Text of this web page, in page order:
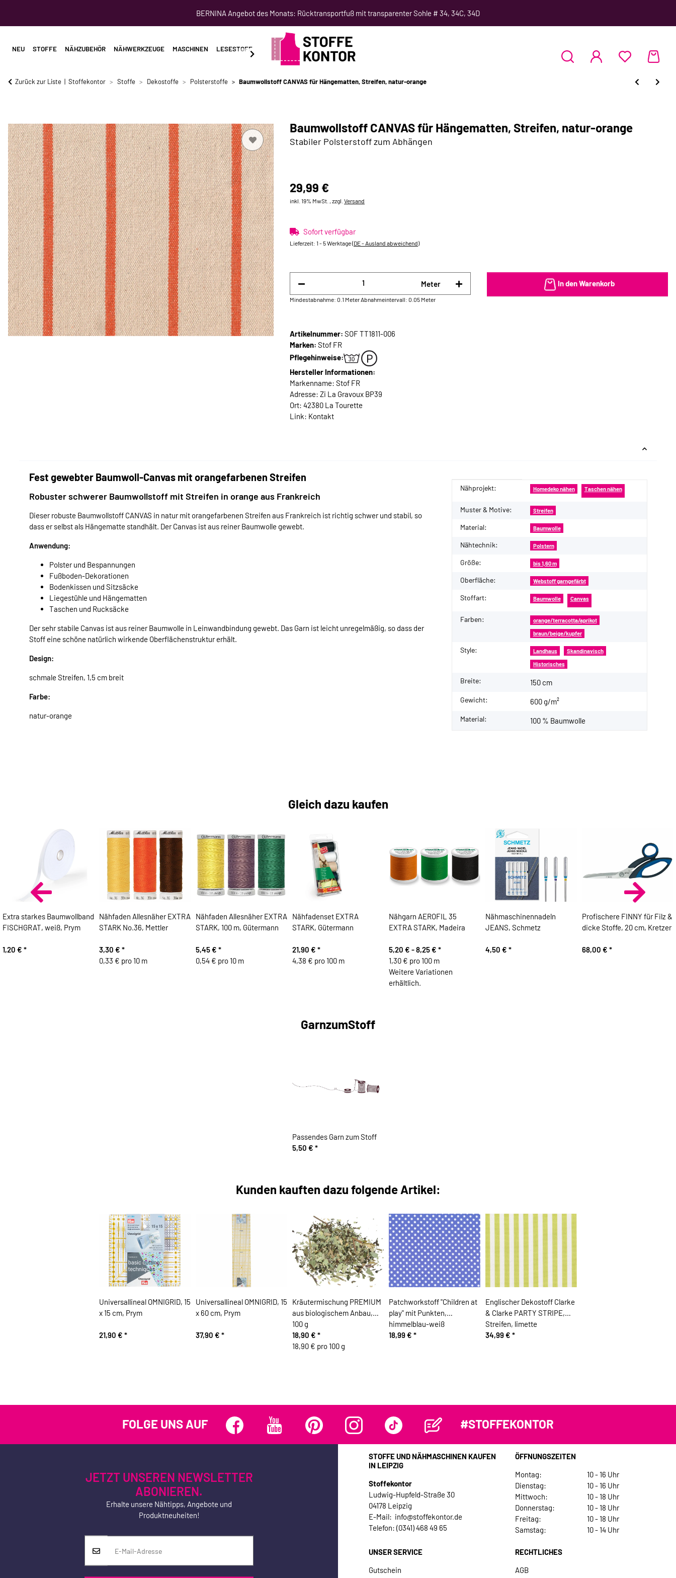
BERNINA Angebot des Monats: Rücktransportfuß mit transparenter Sohle # 34, 34C, 34D
NEU STOFFE NÄHZUBEHÖR NÄHWERKZEUGE MASCHINEN LESESTOFF SCHNITTMUSTER NÄHKURSE
Zurück zur Liste Stoffekontor Stoffe Dekostoffe Polsterstoffe Baumwollstoff CANVAS für Hängematten, Streifen, natur-orange
Baumwollstoff CANVAS für Hängematten, Streifen, natur-orange
Stabiler Polsterstoff zum Abhängen
29,99 €
inkl. 19% MwSt. , zzgl. Versand
Sofort verfügbar
Lieferzeit: 1 - 5 Werktage(DE - Ausland abweichend)
Meter
Mindestabnahme: 0.1 MeterAbnahmeintervall: 0.05 Meter
In den Warenkorb
Artikelnummer: SOF TT1811-006
Marken: Stof FR
Pflegehinweise:
Hersteller Informationen:
Markenname: Stof FR
Adresse: Zi La Gravoux BP39
Ort: 42380 La Tourette
Link: Kontakt
Fest gewebter Baumwoll-Canvas mit orangefarbenen Streifen
Robuster schwerer Baumwollstoff mit Streifen in orange aus Frankreich
Dieser robuste Baumwollstoff CANVAS in natur mit orangefarbenen Streifen aus Frankreich ist richtig schwer und stabil, so
dass er selbst als Hängematte standhält. Der Canvas ist aus reiner Baumwolle gewebt.
Anwendung:
Polster und Bespannungen
Fußboden-Dekorationen
Bodenkissen und Sitzsäcke
Liegestühle und Hängematten
Taschen und Rucksäcke
Der sehr stabile Canvas ist aus reiner Baumwolle in Leinwandbindung gewebt. Das Garn ist leicht unregelmäßig, so dass der
Stoff eine schöne natürlich wirkende Oberflächenstruktur erhält.
Design:
schmale Streifen, 1,5 cm breit
Farbe:
natur-orange
Produkteigenschaft
Wert
Nähprojekt: Homedeko nähen Taschen nähen
Muster & Motive: Streifen
Material: Baumwolle
Nähtechnik: Polstern
Größe: bis 1,60 m
Oberfläche: Webstoff garngefärbt
Stoffart: Baumwolle Canvas
Farben: orange/terracotta/aprikot
braun/beige/kupfer
Style: Landhaus Skandinavisch
Historisches
Breite: 150 cm
Gewicht: 600 g/m²
Material: 100 % Baumwolle
Gleich dazu kaufen
Extra starkes Baumwollband
FISCHGRAT, weiß, Prym
1,20 € *
Nähfaden Allesnäher EXTRA
STARK No.36, Mettler
3,30 € *
0,33 € pro 10 m
Nähfaden Allesnäher EXTRA
STARK, 100 m, Gütermann
5,45 € *
0,54 € pro 10 m
Nähfadenset EXTRA
STARK, Gütermann
21,90 € *
4,38 € pro 100 m
Nähgarn AEROFIL 35
EXTRA STARK, Madeira
5,20 € -8,25 € *
1,30 € pro 100 m
Weitere Variationen
erhältlich.
Nähmaschinennadeln
JEANS, Schmetz
4,50 € *
Profischere FINNY für Filz &
dicke Stoffe, 20 cm, Kretzer
68,00 € *
GarnzumStoff
Passendes Garn zum Stoff
5,50 € *
Kunden kauften dazu folgende Artikel:
Universallineal OMNIGRID, 15
x 15 cm, Prym
21,90 € *
Universallineal OMNIGRID, 15
x 60 cm, Prym
37,90 € *
Kräutermischung PREMIUM
aus biologischem Anbau,
100 g
18,90 € *
18,90 € pro 100 g
Patchworkstoff "Children at
play" mit Punkten,
himmelblau-weiß
18,99 € *
Englischer Dekostoff Clarke
& Clarke PARTY STRIPE,
Streifen, limette
34,99 € *
FOLGE UNS AUF #STOFFEKONTOR
JETZT UNSEREN NEWSLETTER
ABONIEREN.
Erhalte unsere Nähtipps, Angebote und
Produktneuheiten!
STOFFE UND NÄHMASCHINEN KAUFEN
IN LEIPZIG
Stoffekontor
Ludwig-Hupfeld-Straße 30
04178 Leipzig
E-Mail: info@stoffekontor.de
Telefon: (0341) 468 49 65
ÖFFNUNGSZEITEN
Montag:
10 - 16 Uhr
Dienstag:
10 - 16 Uhr
Mittwoch:
10 - 18 Uhr
Donnerstag:
10 - 18 Uhr
Freitag:
10 - 18 Uhr
Samstag:
10 - 14 Uhr
UNSER SERVICE
Gutschein
RECHTLICHES
AGB